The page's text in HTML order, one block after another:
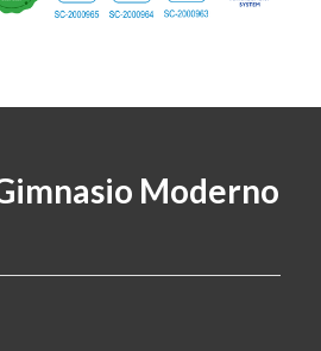
Moderno